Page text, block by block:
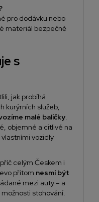
pro dodávku nebo
materiál bezpečně
s
jak probíhá
kurýrních služeb,
malé balíčky.
objemné a citlivé na
vozidly
celým Českem i
přitom nesmí být
mezi auty – a
stohování.